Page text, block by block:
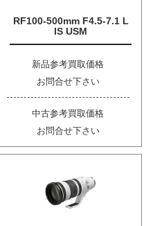
RF100-500mm F4.5-7.1 L
IS USM
新品参考買取価格
お問合せ下さい
中古参考買取価格
お問合せ下さい